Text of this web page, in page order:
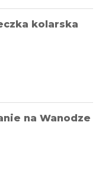
kolarska
na Wanodze